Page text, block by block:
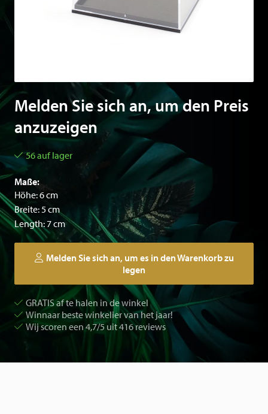
Melden Sie sich an, um den Preis
anzuzeigen
56 auf lager
Maße:
Höhe: 6 cm
Breite: 5 cm
Length: 7 cm
Melden Sie sich an, um es in den Warenkorb zu
legen
GRATIS af te halen in de winkel
Winnaar beste winkelier van het jaar!
Wij scoren een 4,7/5 uit 416 reviews